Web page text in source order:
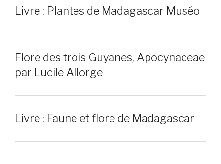
Livre : Plantes de Madagascar Muséo
Flore des trois Guyanes, Apocynaceae
par Lucile Allorge
Livre : Faune et flore de Madagascar